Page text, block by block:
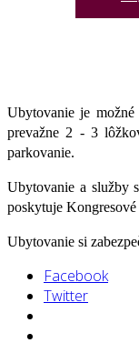
Ubytovanie je
prevažne 2 - 3
parkovanie.
Ubytovanie a služby
poskytuje
Ubytovanie si
Facebook
Twitter